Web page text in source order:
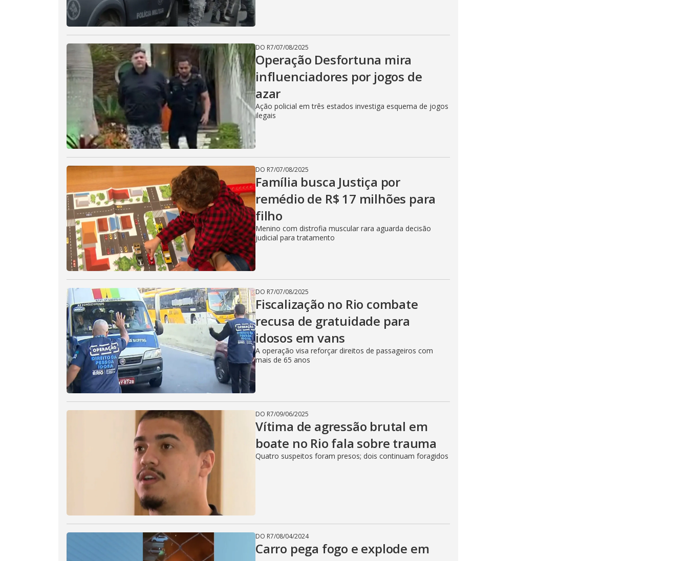
DO R7/07/08/2025
Operação Desfortuna mira
influenciadores por jogos de
azar
Ação policial em três estados investiga esquema de jogos
ilegais
DO R7/07/08/2025
Família busca Justiça por
remédio de R$ 17 milhões para
filho
Menino com distrofia muscular rara aguarda decisão
judicial para tratamento
DO R7/07/08/2025
Fiscalização no Rio combate
recusa de gratuidade para
idosos em vans
A operação visa reforçar direitos de passageiros com
mais de 65 anos
DO R7/09/06/2025
Vítima de agressão brutal em
boate no Rio fala sobre trauma
Quatro suspeitos foram presos; dois continuam foragidos
DO R7/08/04/2024
Carro pega fogo e explode em